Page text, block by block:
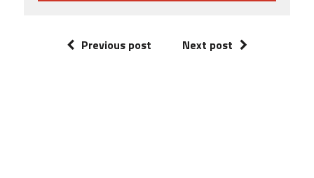
Previous post Next post